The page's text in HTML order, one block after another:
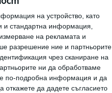
на устройство, като
и стандартна информация,
на рекламата и
разрешение ние и партньорите
чрез сканиране на
ни да обработваме
по-подробна информация и да
откажете да дадете съгласието
и